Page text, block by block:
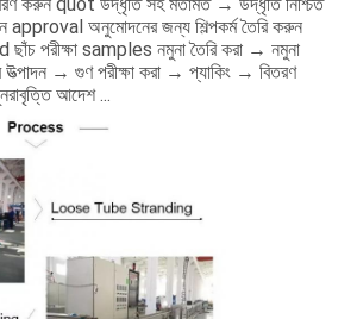
approval অনুমোদনের জন্য শিল্পকর্ম তৈরি করুন
পরীক্ষা samples নমুনা তৈরি করা → নমুনা
→ গুণ পরীক্ষা করা → প্যাকিং → বিতরণ
আদেশ ...